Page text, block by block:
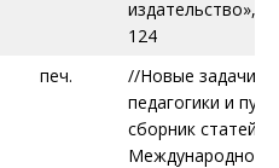
издательство»,
124
печ.
//Новые задачи
педагогики и
сборник статей
Международной